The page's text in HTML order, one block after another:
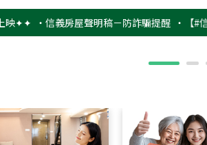
‧信義房屋聲明稿－防詐騙提醒 ‧【#信義幸福